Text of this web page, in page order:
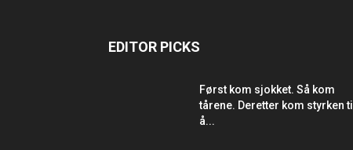
EDITOR PICKS
Først kom sjokket. Så kom
tårene. Deretter kom styrken til
å...